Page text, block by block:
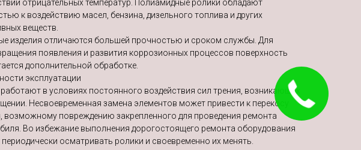
отрицательных температур. Полиамидные ролики обладают
к воздействию масел, бензина, дизельного топлива и других
веществ.
изделия отличаются большей прочностью и сроком службы. Для
появления и развития коррозионных процессов поверхность
дополнительной обработке.
эксплуатации
в условиях постоянного воздействия сил трения, возникающих
Несвоевременная замена элементов может привести к перекосу
возможному повреждению закрепленного для проведения ремонта
Во избежание выполнения дорогостоящего ремонта оборудования
периодически осматривать ролики и своевременно их менять.
Закажите
звонок!